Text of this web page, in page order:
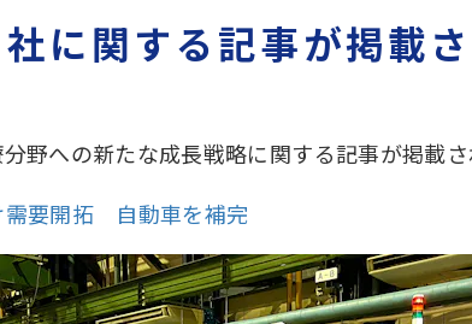
に関する記事が掲載
野への新たな成長戦略に関する記事が掲載さ
需要開拓 自動車を補完